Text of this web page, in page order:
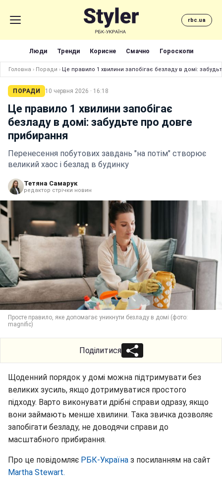
rbc.ua
Люди Тренди Корисне Смачно Гороскопи
Головна › Поради › Це правило 1 хвилини запобігає безладу в домі:
ПОРАДИ 10 червня 2026 · 16:18
Це правило 1 хвилини запобігає
безладу в домі: забудьте про довге
прибирання
Перенесення побутових завдань "на потім" створює
великий хаос і безлад в будинку
Тетяна Самарук
редактор стрічки новин
Просте правило, яке допомагає уникнути безладу в домі (фото:
magnific)
Поділитися
Щоденний порядок у домі можна підтримувати без
великих зусиль, якщо дотримуватися простого
підходу. Варто виконувати дрібні справи одразу, якщо
вони займають менше хвилини. Така звичка дозволяє
запобігати безладу, не доводячи справи до
масштабного прибирання.
Про це повідомляє РБК-Україна з посиланням на сайт
Мartha Stewart.